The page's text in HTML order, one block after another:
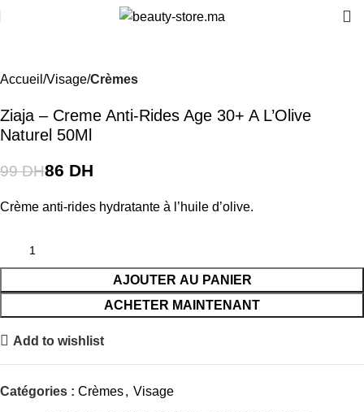
Accueil Visage Crèmes
Ziaja – Creme Anti-Rides Age 30+ A L’Olive
Naturel 50Ml
99DH86 DH
Crème anti-rides hydratante à l’huile d’olive.
AJOUTER AU PANIER
ACHETER MAINTENANT
Add to wishlist
Catégories : Crèmes, Visage